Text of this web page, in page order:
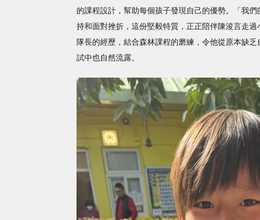
的課程設計，幫助每個孩子發現自己的優勢。「我
持和面對挫折，這份堅毅特質，正正陪伴陳浚言走
隊長的經歷，結合森林課程的磨練，令他從原本缺
試中也自然流露。